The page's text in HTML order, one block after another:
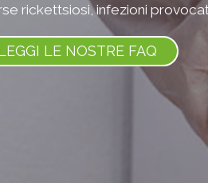
rickettsiosi, infezioni
LE NOSTRE FAQ